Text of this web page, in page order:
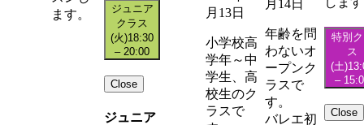
ます。
ジュニア
クラス
(火)18:30
– 20:00
Close
ジュニア
月13日
小学校高
学年～中
学生、高
校生のク
ラスで
月14日
年齢を問
わないオ
ープンク
ラスで
す。
バレエ初
特別
ス
(土)
–
Close